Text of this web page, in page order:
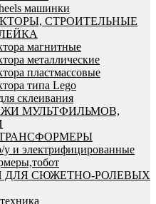
машинки
СТРОИТЕЛЬНЫЕ
магнитные
металлические
пластмассовые
типа Lego
склеивания
МУЛЬТФИЛЬМОВ,
у и электрифицированные
ДЛЯ СЮЖЕТНО-РОЛЕВЫХ